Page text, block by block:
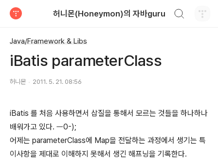
허니몬(Honeymon)의 자바guru
Java/Framework & Libs
iBatis parameterClass
허니몬 2011. 5. 21. 08:56
iBatis 를 처음 사용하면서 삽질을 통해서 모르는 것들을 하나하나
배워가고 있다. ㅡ0-);
어제는 parameterClass에 Map을 전달하는 과정에서 생기는 특
이사항을 제대로 이해하지 못해서 생긴 해프닝을 기록한다.